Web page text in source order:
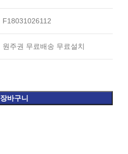
F18031026112
원주권 무료배송 무료설치
장바구니